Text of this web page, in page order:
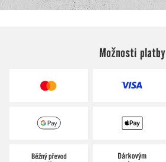
Možnosti platby